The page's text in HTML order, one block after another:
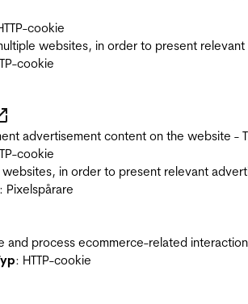
cookie
websites, in order to present
cookie
advertisement content on the website
cookie
in order to present relevant
: Pixelspårare
and process ecommerce-related
: HTTP-cookie